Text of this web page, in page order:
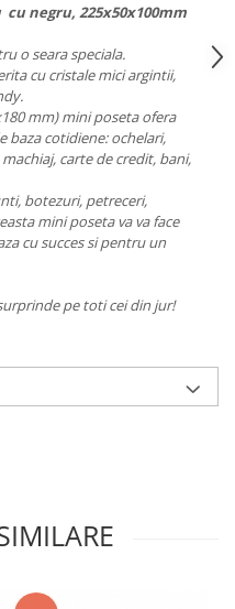
negru, 225x50x100mm
o seara speciala.
cu cristale mici argintii,
mm) mini poseta ofera
baza cotidiene: ochelari,
carte de credit, bani,
botezuri, petreceri,
mini poseta va va face
cu succes si pentru un
pe toti cei din jur!